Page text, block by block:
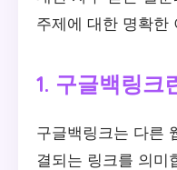
주제에 대한 명확한
1. 구글백링크
구글백링크는 다른
결되는 링크를 의미